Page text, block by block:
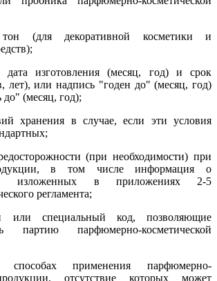
(для декоративной косметики и
дата изготовления (месяц, год) и срок
лет), или надпись "годен до" (месяц, год)
до" (месяц, год);
хранения в случае, если эти условия
(при необходимости) при
в том числе информация о
изложенных в приложениях 2-5
регламента;
специальный код, позволяющие
партию парфюмерно-косметической
применения парфюмерно-
отсутствие которых может